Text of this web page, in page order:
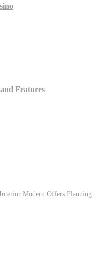
Features
Interior Modern Offers Planning